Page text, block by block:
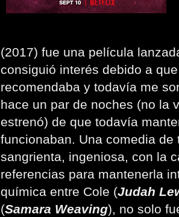
(2017) fue una película
consiguió interés debido a
recomendaba y todavía me
hace un par de noches (no la
estrenó) de que todavía
funcionaban. Una comedia de
sangrienta, ingeniosa, con la
referencias para mantenerla
química entre Cole (Judah
(Samara Weaving), no solo